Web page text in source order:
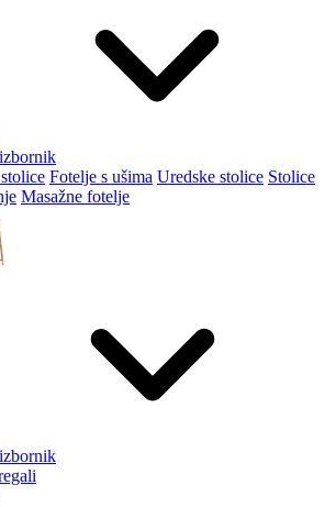
Fotelje s ušima Uredske stolice Stolice
Masažne fotelje